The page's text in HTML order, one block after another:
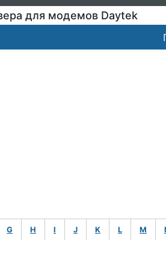
для модемов Daytek
G H I J K L M